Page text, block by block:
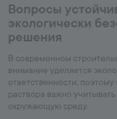
Вопросы
экологически
решения
В современном
внимание уделяется
ответственности,
раствора важно
окружающую среду.